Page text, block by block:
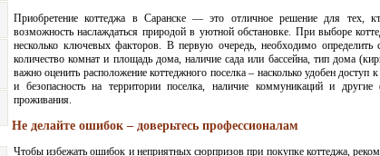
Приобретение коттеджа в Саранске — это отличное решение для тех,
возможность наслаждаться природой в уютной обстановке. При выборе
несколько ключевых факторов. В первую очередь, необходимо определить
количество комнат и площадь дома, наличие сада или бассейна, тип дома
важно оценить расположение коттеджного поселка – насколько удобен доступ
и безопасность на территории поселка, наличие коммуникаций и
проживания.
Не делайте ошибок – доверьтесь профессионалам
Чтобы избежать ошибок и неприятных сюрпризов при покупке коттеджа,